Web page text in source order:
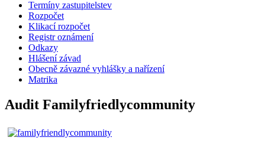
Termíny zastupitelstev
Rozpočet
Klikací rozpočet
Registr oznámení
Odkazy
Hlášení závad
Obecně závazné vyhlášky a nařízení
Matrika
Audit Familyfriedlycommunity